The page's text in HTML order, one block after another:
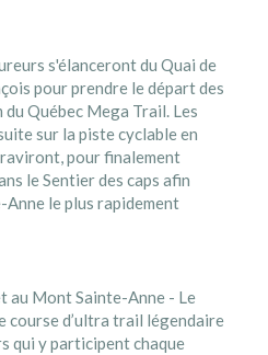
s'élanceront du Quai de
pour prendre le départ des
Québec Mega Trail. Les
sur la piste cyclable en
pour finalement
le Sentier des caps afin
le plus rapidement
au Mont Sainte-Anne - Le
course d’ultra trail légendaire
qui y participent chaque